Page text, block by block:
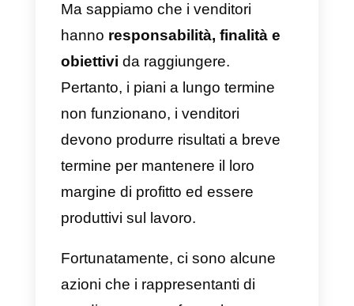
e strategie per ottenere risultati
migliori. Molti di loro creano
addirittura reti di contatti a cui
vendere nel tempo e devono
tenere presente che tutto questo
sforzo non sarà vano e che darà i
suoi frutti negli anni.
Ma sappiamo che i venditori
hanno responsabilità, finalità e